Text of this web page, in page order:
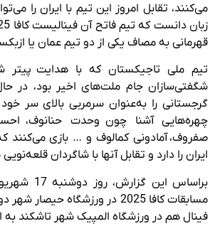
می‌کنند، تقابل امروز این تیم با ایران را
قهرمانی به مصاف یکی از دو تیم عمان یا
تیم ملی تاجیکستان که با هدایت پیتر
شگفتی‌سازان جام ملت‌های اخیر بود، در
گرجستانی را به‌عنوان سرمربی بالای سر
چهره‌هایی آشنا چون وحدت حنانوف،
صفروف، آمادونی کمالوف و … بازی می‌کنند
ایران را دارد و تقابل آنها با شاگردان
براساس این
مسابقات کافا 2025 در ورزشگاه
فینال هم در ورزشگاه المپیک شهر تاشکند به